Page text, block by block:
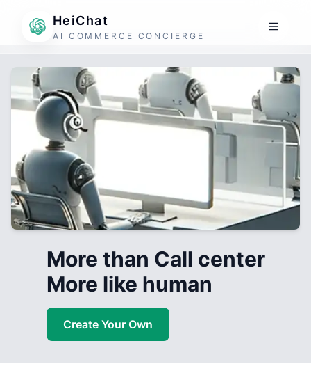
HeiChat
AI COMMERCE CONCIERGE
More than Call center
More like human
Create Your Own